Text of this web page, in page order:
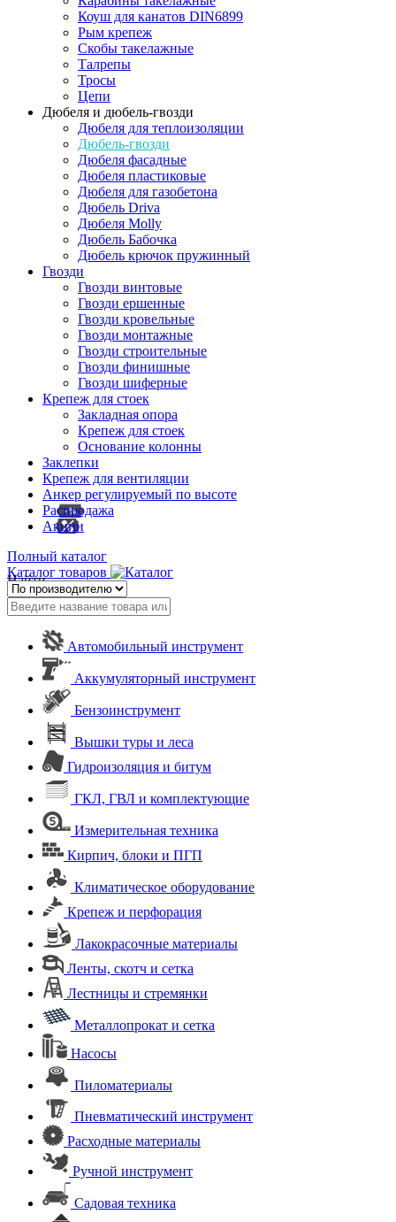
Коуш для канатов DIN6899
Рым крепеж
Скобы такелажные
Талрепы
Тросы
Цепи
Дюбеля и дюбель-гвозди
Дюбеля для теплоизоляции
Дюбель-гвозди
Дюбеля фасадные
Дюбеля пластиковые
Дюбеля для газобетона
Дюбель Driva
Дюбеля Molly
Дюбель Бабочка
Дюбель крючок пружинный
Гвозди
Гвозди винтовые
Гвозди ершенные
Гвозди кровельные
Гвозди монтажные
Гвозди строительные
Гвозди финишные
Гвозди шиферные
Крепеж для стоек
Закладная опора
Крепеж для стоек
Основание колонны
Заклепки
Крепеж для вентиляции
Анкер регулируемый по высоте
Распродажа
Акции
Полный каталог
Каталог товаров
Найти
Автомобильный инструмент
Аккумуляторный инструмент
Бензоинструмент
Вышки туры и леса
Гидроизоляция и битум
ГКЛ, ГВЛ и комплектующие
Измерительная техника
Кирпич, блоки и ПГП
Климатическое оборудование
Крепеж и перфорация
Лакокрасочные материалы
Ленты, скотч и сетка
Лестницы и стремянки
Металлопрокат и сетка
Насосы
Пиломатериалы
Пневматический инструмент
Расходные материалы
Ручной инструмент
Садовая техника